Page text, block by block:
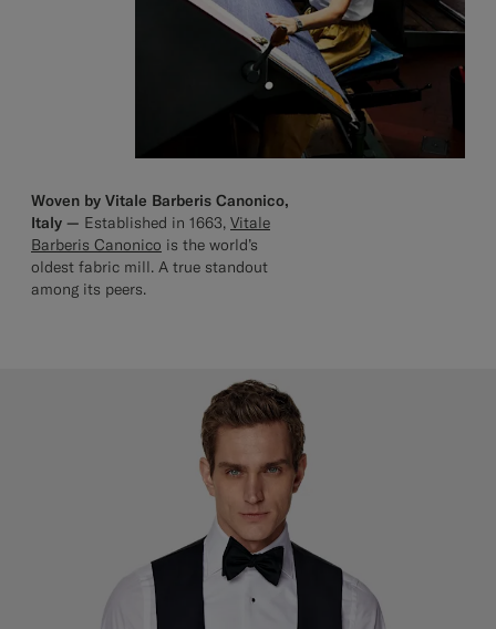
Woven by Vitale Barberis Canonico,
Italy — Established in 1663, Vitale
Barberis Canonico is the world’s
oldest fabric mill. A true standout
among its peers.